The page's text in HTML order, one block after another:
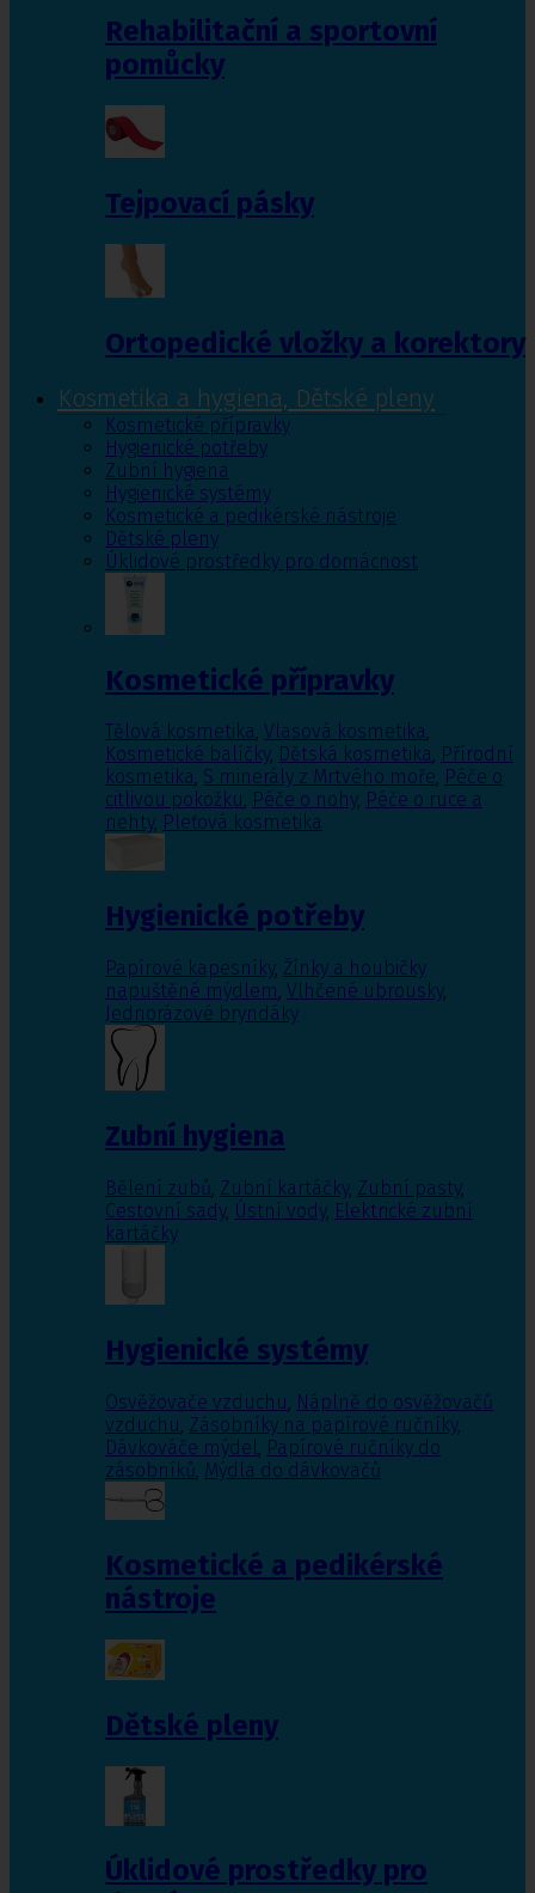
Rehabilitační a sportovní
pomůcky
Tejpovací pásky
Ortopedické vložky a korektory
Kosmetika a hygiena, Dětské pleny
Kosmetické přípravky
Hygienické potřeby
Zubní hygiena
Hygienické systémy
Kosmetické a pedikérské nástroje
Dětské pleny
Úklidové prostředky pro domácnost
Kosmetické přípravky
Tělová kosmetika, Vlasová kosmetika,
Kosmetické balíčky, Dětská kosmetika, Přírodní
kosmetika, S minerály z Mrtvého moře, Péče o
citlivou pokožku, Péče o nohy, Péče o ruce a
nehty, Pleťová kosmetika
Hygienické potřeby
Papírové kapesníky, Žínky a houbičky
napuštěné mýdlem, Vlhčené ubrousky,
Jednorázové bryndáky
Zubní hygiena
Bělení zubů, Zubní kartáčky, Zubní pasty,
Cestovní sady, Ústní vody, Elektrické zubní
kartáčky
Hygienické systémy
Osvěžovače vzduchu, Náplně do osvěžovačů
vzduchu, Zásobníky na papírové ručníky,
Dávkováče mýdel, Papírové ručníky do
zásobníků, Mýdla do dávkovačů
Kosmetické a pedikérské
nástroje
Dětské pleny
Úklidové prostředky pro